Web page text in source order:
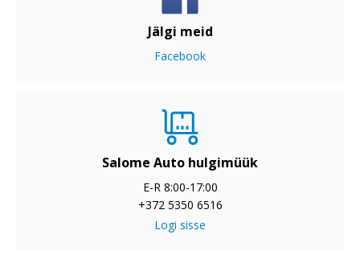
Jälgi meid
Facebook
Salome Auto hulgimüük
E-R 8:00-17:00
+372 5350 6516
Logi sisse